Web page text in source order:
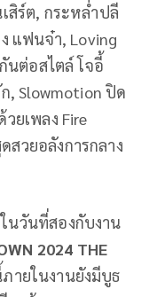
สิร์ต, กระหล่ำปลี
แฟนจ๋า, Loving
นต่อสไตล์ โจอี้
, Slowmotion ปิด
ยเพลง Fire
สวยอลังการกลาง
นวันที่สองกับงาน
2024 THE
ายในงานยังมีบูธ